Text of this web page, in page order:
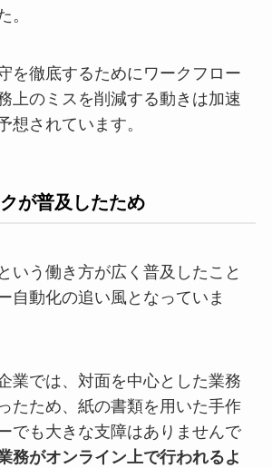
。
を徹底するためにワークフロー
上のミスを削減する動きは加速
想されています。
が普及したため
いう働き方が広く普及したこと
自動化の追い風となっていま
業では、対面を中心とした業務
たため、紙の書類を用いた手作
でも大きな支障はありませんで
務がオンライン上で行われるよ